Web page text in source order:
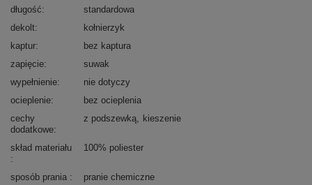
długość
standardowa
dekolt
kołnierzyk
kaptur
bez kaptura
zapięcie
suwak
wypełnienie
nie dotyczy
ocieplenie
bez ocieplenia
cechy
dodatkowe
z podszewką kieszenie
skład materiału 100% poliester
sposób prania pranie chemiczne